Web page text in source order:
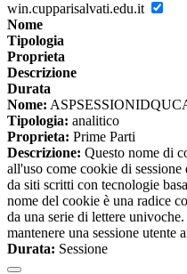
win.cupparisalvati.edu.it
Nome
Tipologia
Proprieta
Descrizione
Durata
Nome:
Tipologia: analitico
Proprieta: Prime Parti
Descrizione: Questo nome di
all'uso come cookie di
da siti scritti con tecnologie
nome del cookie è una radice
da una serie di lettere
mantenere una sessione utente
Durata: Sessione